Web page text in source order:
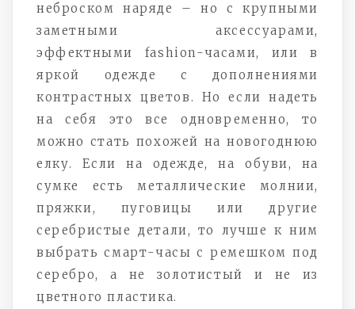
неброском наряде – но с крупными
заметными аксессуарами,
эффектными fashion-часами, или в
яркой одежде с дополнениями
контрастных цветов. Но если надеть
на себя это все одновременно, то
можно стать похожей на новогоднюю
елку. Если на одежде, на обуви, на
сумке есть металлические молнии,
пряжки, пуговицы или другие
серебристые детали, то лучше к ним
выбрать смарт-часы с ремешком под
серебро, а не золотистый и не из
цветного пластика.